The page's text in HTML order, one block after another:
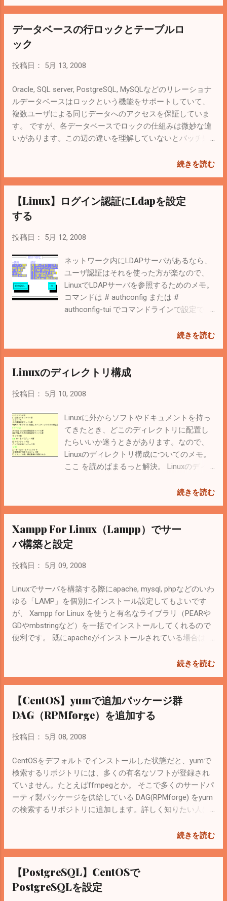
コマンドが待たされる。 ロックモード 説明 競合するモー
ド コマンド ACCESS SHARE 最も制限の弱いロックモード
ACCESS EXCLUSIVE SELECT ROW SHARE 行単位に共有ロ
ック EXCLUSIVE, ACCESS EXCLUSIVE SELECT FOR UPDATE
ROW EXCLUSIVE 行単位に排他ロック SHARE, SHARE ROW
DELETE, INSERT SHARE UPDATE EXCLUSIVE 同時実行される
スキーマの変更および VACUUM コマンドの実行から、テー
ブルを保護 SHARE UPDATE EXCLUSIVE, SHARE, SHARE
ROW EXCLUSIVE, EXCLUSIVE、 ACCESS EXCLUSIVE （FULL
なしの） VACUUM ...
データベースの行ロックとテーブルロ
ック
投稿日： 5月 13, 2008
Oracle, SQL server, PostgreSQL, MySQLなどのリレーショナ
ルデータベースはロックという機能をサポートしていて、
複数ユーザによる同じデータへのアクセスを保証していま
す。 ですが、各データベースでロックの仕組みは微妙な違
いがあります。この辺の違いを理解していないとバッチ処
う際に、はまりやすくなります。 ↓表にしてみましたが、
どのコマンドは用意されているので、ロック状態は任意に
設定できます。 データベース ロック 備考 Oracle 行ロック
どれだけロックが増えても行ロック。その分メモリを食
う。 参考 。 SQL Server 行ロック→テーブルロック システ
ムのリソースが少なくなると行ロックからテーブルロック
MSDN 。 SQL Server 2005 と Oracle 10g の真実 PostgreSQL
行ロック メモリ上に変更された行の情報を記憶しないので
同時にロックできる行数に上限はない。ただしテーブルに
書き込むため、定期的に VACUUM してあげないといけな
い。 8.3では自動でVACUUMしてくれるらしい。 wikipedia
ブルロック MyISAMとInnoDB 詳細は こちら 。 行ロックの
どの場合ロックを気にしなくても大丈夫ですが、IDの採番
はちゃんとロックしないと重複したIDとなる場合がありえ
...
続きを読む
【Linux】ログイン認証にLdapを設定
する
投稿日： 5月 12, 2008
ネットワーク内にLDAPサーバがあるなら、
ユーザ認証はそれを使った方が楽なので、
LinuxでLDAPサーバを参照するためのメモ。
コマンドは # authconfig または #
authconfig-tui でコマンドラインで設定でき
authconfig、centosの場合はauthconfig-tui
認証を使用にチェックして次へ。 LDAPサー
バのアドレスとベースDNを設定すれば完
て誰かLDAPユーザでログインしてみる。
続きを読む
Linuxのディレクトリ構成
投稿日： 5月 10, 2008
Linuxに外からソフトやドキュメントを持っ
てきたとき、どこのディレクトリに配置し
たらいいか迷うときがあります。なので、
Linuxのディレクトリ構成についてのメモ。
ここ を読めばまるっと解決。 Linuxのディ
Standard） という名で定義されているらし
続きを読む
Xampp For Linux（Lampp）でサー
バ構築と設定
投稿日： 5月 09, 2008
Linuxでサーバを構築する際にapache, mysql, phpなどのいわ
ゆる「LAMP」を個別にインストール設定してもよいです
が、 Xampp for Linux を使うと有名なライブラリ（PEARや
GDやmbstringなど）を一括でインストールしてくれるので
便利です。 既にapacheがインストールされている場合は停
仕方は ここ を参照。 ちなみに私はFirefoxでダウンロード
動かすだけならとっても簡単。ただMySQLの管理者
（root）にパスワードが設定してなかったり、FTPで外から
アクセスできたりとセキュリティはざるになっているの
で、ファイヤーウォールの設定や各configファイルの設定
は適切に行う必要があります。 この ブログに少し書いてあ
な・・・ 以下は起動時に自動で立ち上がるようにする設定
です。 # cp /opt/lampp/lampp /etc/rc.d/init.d/ # chkconfig -
-add lampp ＜2009/04/10 追記＞ 初期設定。まずは起動 #
/etc/rc.d/init.d/lampp start デフォルトでProFTPDは起動さ
せない # /etc/rc.d/init.d/lampp stopftp デフォルトでSSLは
mysqlは起動させない # vi /etc/rc.d/init.d/lampp startmysql
を追加（ログインできないようにする）（home directoryも
作らない） # useradd -M -s /sbin/nologin apache すでに
apacheユーザがいるかどうかは # less /etc/passwd で確
認。 グループは自動でapacheグループが作られる。 # less
続きを読む
【CentOS】yumで追加パッケージ群
DAG（RPMforge）を追加する
投稿日： 5月 08, 2008
CentOSをデフォルトでインストールした状態だと、yumで
検索するリポジトリには、多くの有名なソフトが登録され
ていません。たとえばffmpegとか。 そこで多くのサードパ
ーティ製パッケージを供給している DAG(RPMforge) をyum
の検索するリポジトリに追加します。詳しく知りたい人は
するだけ。CentOS5.i386の場合。最新バージョンは ここ を
http://apt.sw.be/redhat/el5/en/i386/rpmforge/RPMS/rpmfor
ge-release-0.3.6-1.el5.rf.i386.rpm 実行する
と/etc/yum.repos.d/に rpmforge.repo mirrors-rpmforge が
作成され、yum updateをやれば最新のリポジトリに更新さ
続きを読む
【PostgreSQL】CentOSで
PostgreSQLを設定